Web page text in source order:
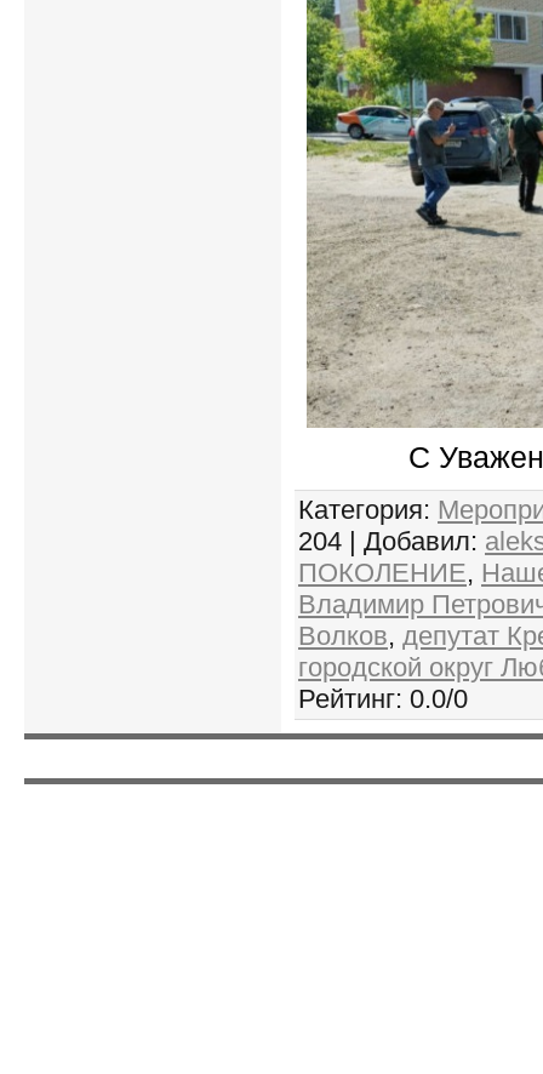
С
Категория:
204 | Добавил:
ПОКОЛЕНИЕ,
Владимир
Волков, депутат
городской округ
Рейтинг: 0.0/0